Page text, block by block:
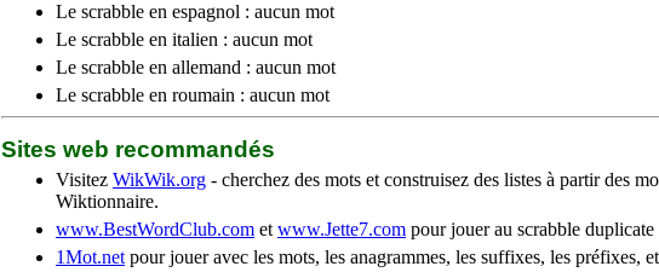
Le scrabble en espagnol : aucun mot
Le scrabble en italien : aucun mot
Le scrabble en allemand : aucun mot
Le scrabble en roumain : aucun mot
Sites web recommandés
Visitez WikWik.org - cherchez des mots et construisez des listes à partir des
Wiktionnaire.
www.BestWordClub.com et www.Jette7.com pour jouer au scrabble
1Mot.net pour jouer avec les mots, les anagrammes, les suffixes, les préfixes,